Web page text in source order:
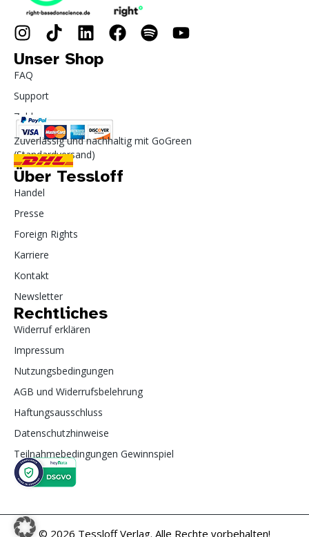
Unser Shop
FAQ
Support
Zahlung
Zuverlässig und nachhaltig mit GoGreen
(Standardversand)
Über Tessloff
Handel
Presse
Foreign Rights
Karriere
Kontakt
Newsletter
Rechtliches
Widerruf erklären
Impressum
Nutzungsbedingungen
AGB und Widerrufsbelehrung
Haftungsausschluss
Datenschutzhinweise
Teilnahmebedingungen Gewinnspiel
© 2026 Tessloff Verlag. Alle Rechte vorbehalten!